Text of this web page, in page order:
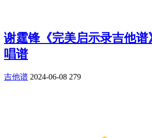
谢霆锋《完美启示录吉他谱
唱谱
吉他谱 2024-06-08 279